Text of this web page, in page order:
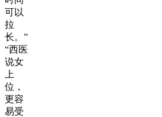
可以
拉
长。”
“西医
说女
上
位，
更容
易受